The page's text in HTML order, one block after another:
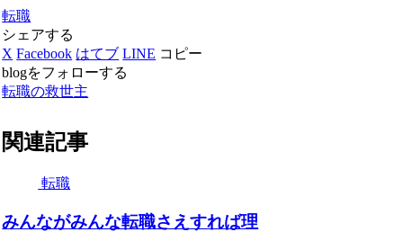
転職
シェアする
X Facebook はてブ LINE コピー
blogをフォローする
転職の救世主
関連記事
転職
みんながみんな転職さえすれば理